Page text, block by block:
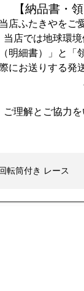
【納品書・
店ふたきやをご
当店では地球環
（明細書）」と「
にお送りする発
ご理解とご協力
転筒付き レース